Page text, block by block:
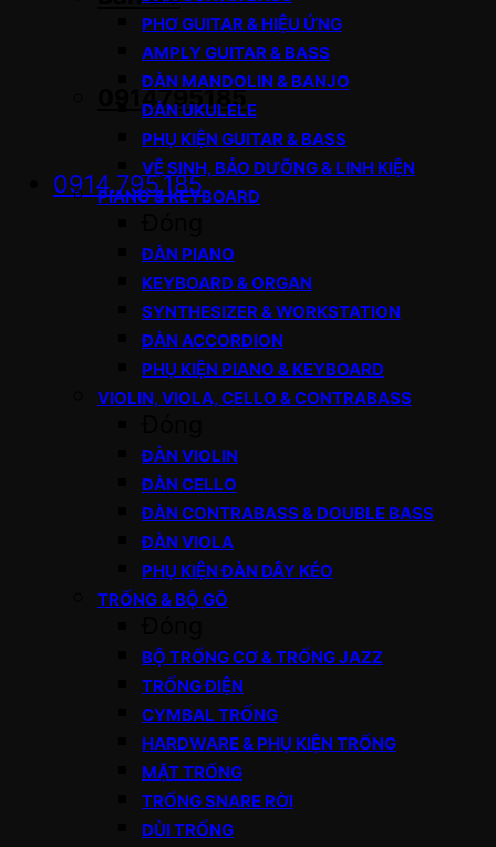
0914795185
0914.795.185
PHƠ GUITAR & HIỆU ỨNG
AMPLY GUITAR & BASS
ĐÀN MANDOLIN & BANJO
ĐÀN UKULELE
PHỤ KIỆN GUITAR & BASS
VỆ SINH, BẢO DƯỠNG & LINH KIỆN
PIANO & KEYBOARD
ĐÀN PIANO
KEYBOARD & ORGAN
SYNTHESIZER & WORKSTATION
ĐÀN ACCORDION
PHỤ KIỆN PIANO & KEYBOARD
VIOLIN, VIOLA, CELLO & CONTRABASS
ĐÀN VIOLIN
ĐÀN CELLO
ĐÀN CONTRABASS & DOUBLE BASS
ĐÀN VIOLA
PHỤ KIỆN ĐÀN DÂY KÉO
TRỐNG & BỘ GÕ
BỘ TRỐNG CƠ & TRỐNG JAZZ
TRỐNG ĐIỆN
CYMBAL TRỐNG
HARDWARE & PHỤ KIỆN TRỐNG
MẶT TRỐNG
TRỐNG SNARE RỜI
DÙI TRỐNG